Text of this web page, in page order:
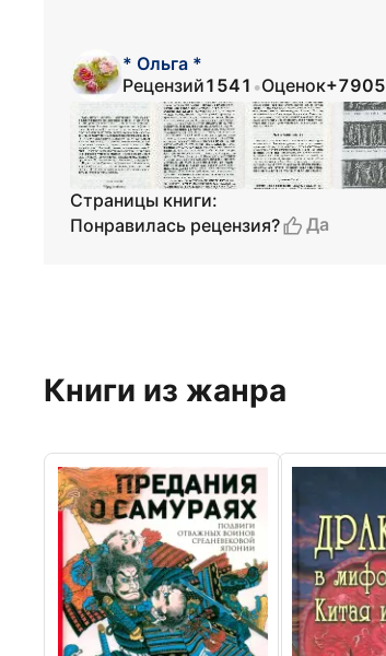
* Ольга *
Рецензий1541 •Оценок+7905
Страницы книги:
Понравилась рецензия?
Да
Книги из жанра